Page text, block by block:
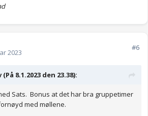
2023
#6
8.1.2023 den 23.38):
Sats. Bonus at det har bra gruppetimer
med møllene.